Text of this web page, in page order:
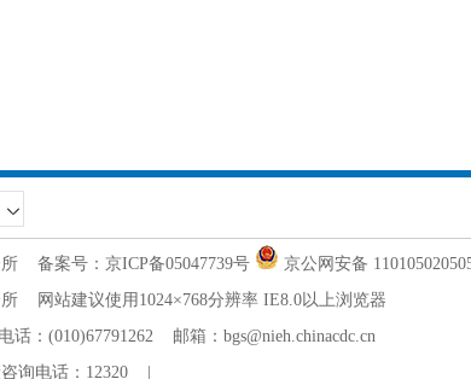
备案号：京ICP备05047739号
京公网安备
网站建议使用1024×768分辨率 IE8.0以上浏览器
：(010)67791262 邮箱：bgs@nieh.chinacdc.cn
询电话：12320